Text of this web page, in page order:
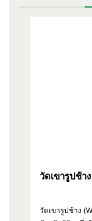
วัดเขารูปช้า
วัดเขารูปช้าง